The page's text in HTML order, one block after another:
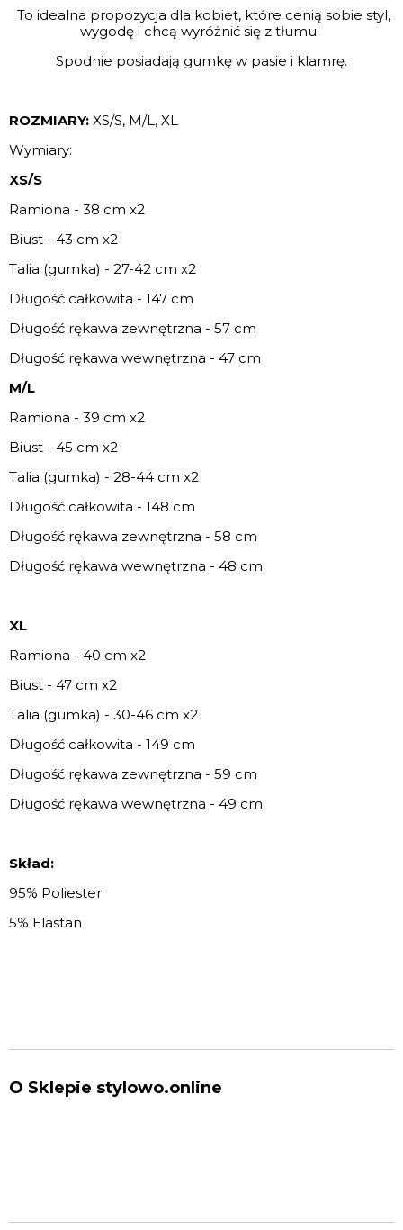
To idealna propozycja dla kobiet, które cenią sobie styl,
wygodę i chcą wyróżnić się z tłumu.
Spodnie posiadają gumkę w pasie i klamrę.
ROZMIARY: XS/S, M/L, XL
Wymiary:
XS/S
Ramiona - 38 cm x2
Biust - 43 cm x2
Talia (gumka) - 27-42 cm x2
Długość całkowita - 147 cm
Długość rękawa zewnętrzna - 57 cm
Długość rękawa wewnętrzna - 47 cm
M/L
Ramiona - 39 cm x2
Biust - 45 cm x2
Talia (gumka) - 28-44 cm x2
Długość całkowita - 148 cm
Długość rękawa zewnętrzna - 58 cm
Długość rękawa wewnętrzna - 48 cm
XL
Ramiona - 40 cm x2
Biust - 47 cm x2
Talia (gumka) - 30-46 cm x2
Długość całkowita - 149 cm
Długość rękawa zewnętrzna - 59 cm
Długość rękawa wewnętrzna - 49 cm
Skład:
95% Poliester
5% Elastan
O Sklepie stylowo.online